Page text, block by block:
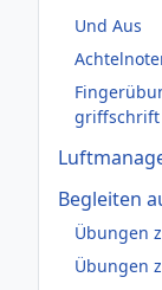
Und Aus
griffschrift
Begleiten
Übungen
Übungen